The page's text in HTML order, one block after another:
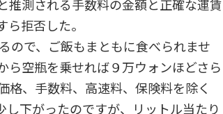
推測される手数料の金額と正確な運賃
拒否した。
ので、ご飯もまともに食べられませ
ら空瓶を乗せれば９万ウォンほどさら
格、手数料、高速料、保険料を除く
し下がったのですが、リットル当たり